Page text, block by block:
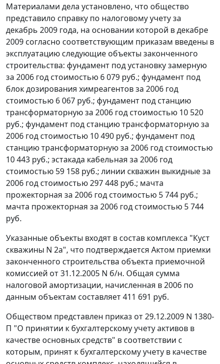
Материалами дела установлено, что общество
представило справку по налоговому учету за
декабрь 2009 года, на основании которой в декабре
2009 согласно соответствующим приказам введены в
эксплуатацию следующие объекты законченного
строительства: фундамент под установку замерную
за 2006 год стоимостью 6 079 руб.; фундамент под
блок дозирования химреагентов за 2006 год
стоимостью 6 067 руб.; фундамент под станцию
трансформаторную за 2006 год стоимостью 10 520
руб.; фундамент под станцию трансформаторную за
2006 год стоимостью 10 490 руб.; фундамент под
станцию трансформаторную за 2006 год стоимостью
10 443 руб.; эстакада кабельная за 2006 год
стоимостью 59 158 руб.; линии скважин выкидные за
2006 год стоимостью 297 448 руб.; мачта
прожекторная за 2006 год стоимостью 5 744 руб.;
мачта прожекторная за 2006 год стоимостью 5 744
руб.
Указанные объекты входят в состав комплекса "Куст
скважины N 2а", что подтверждается Актом приемки
законченного строительства объекта приемочной
комиссией от 31.12.2005 N б/н. Общая сумма
налоговой амортизации, начисленная в 2006 по
данным объектам составляет 411 691 руб.
Обществом представлен приказ от 29.12.2009 N 1380-
П "О принятии к бухгалтерскому учету активов в
качестве основных средств" в соответствии с
которым, принят к бухгалтерскому учету в качестве